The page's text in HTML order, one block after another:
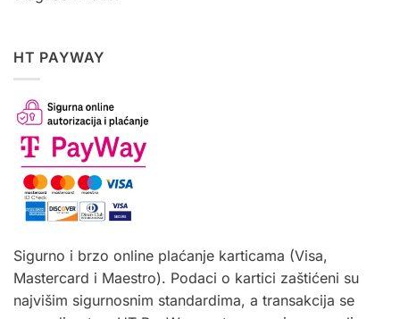
HT PAYWAY
Sigurno i brzo online plaćanje karticama (Visa,
Mastercard i Maestro). Podaci o kartici zaštićeni su
najvišim sigurnosnim standardima, a transakcija se